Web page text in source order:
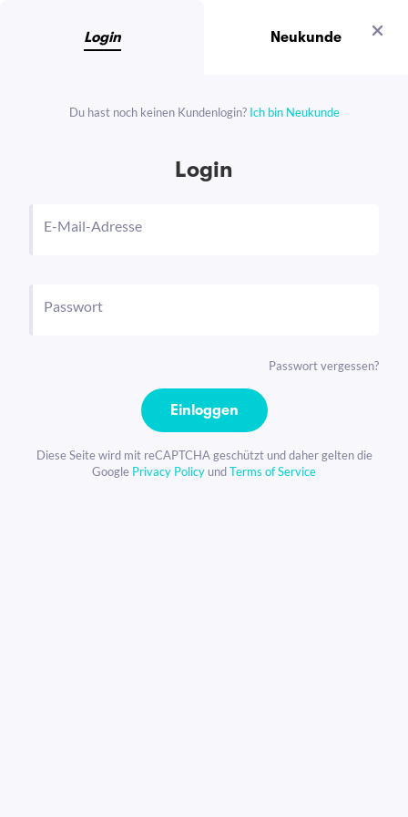
Login Neukunde
Du hast noch keinen Kundenlogin? Ich bin Neukunde
Login
E-Mail-Adresse
Passwort
Passwort vergessen?
Einloggen
Diese Seite wird mit reCAPTCHA geschützt und daher gelten die
Google Privacy PolicyundTerms of Service